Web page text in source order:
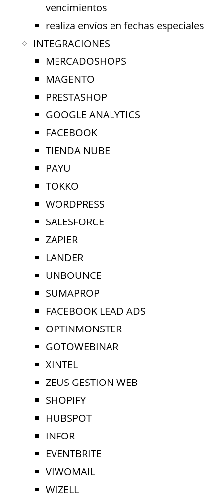
vencimientos
realiza envíos en fechas especiales
INTEGRACIONES
MERCADOSHOPS
MAGENTO
PRESTASHOP
GOOGLE ANALYTICS
FACEBOOK
TIENDA NUBE
PAYU
TOKKO
WORDPRESS
SALESFORCE
ZAPIER
LANDER
UNBOUNCE
SUMAPROP
FACEBOOK LEAD ADS
OPTINMONSTER
GOTOWEBINAR
XINTEL
ZEUS GESTION WEB
SHOPIFY
HUBSPOT
INFOR
EVENTBRITE
VIWOMAIL
WIZELL